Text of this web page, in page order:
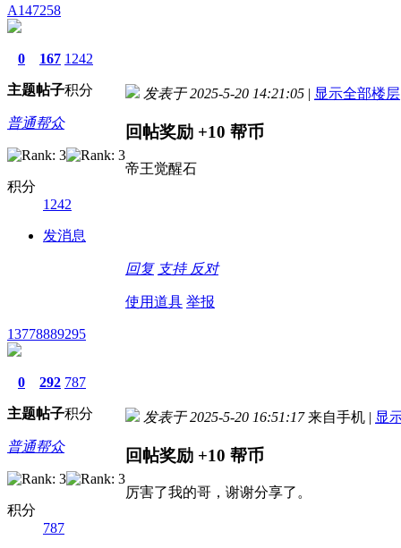
A147258
0
主题
167
帖子
1242
积分
普通帮众
积分
1242
发消息
发表于 2025-5-20 14:21:05 | 显示全部楼层
回帖奖励 +10 帮币
帝王觉醒石
回复 支持 反对
使用道具 举报
13778889295
0
主题
292
帖子
787
积分
普通帮众
积分
787
发表于 2025-5-20 16:51:17 来自手机 | 显
回帖奖励 +10 帮币
厉害了我的哥，谢谢分享了。